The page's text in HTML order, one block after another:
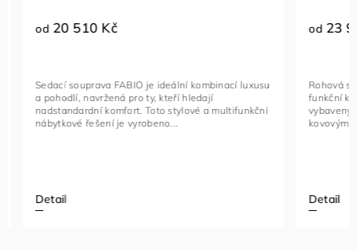
od20 510 Kč
Detail
Sedací souprava FABIO je ideální kombinací luxusu
a pohodlí, navržená pro ty, kteří hledají
nadstandardní komfort. Toto stylové a multifunkční
nábytkové řešení je vyrobeno...
od23
Detail
Rohová
funkční
vybavený
kovovými